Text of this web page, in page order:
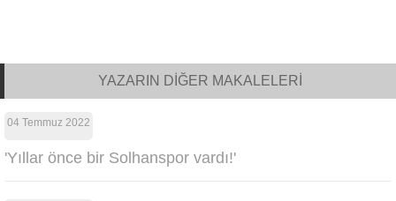
YAZARIN DİĞER MAKALELERİ
04 Temmuz 2022
'Yıllar önce bir Solhanspor vardı!'